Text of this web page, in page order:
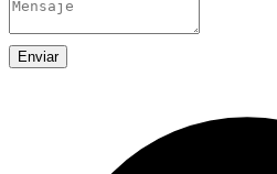
Enviar